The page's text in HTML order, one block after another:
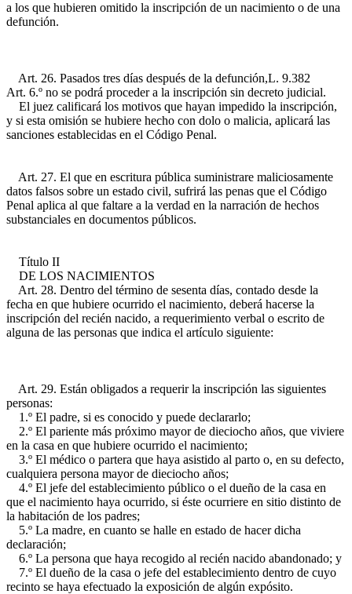
a los que hubieren omitido la inscripción de un nacimiento o de una
defunción.
Art. 26. Pasados tres días después de la defunción,L. 9.382
Art. 6.º no se podrá proceder a la inscripción sin decreto judicial.
El juez calificará los motivos que hayan impedido la inscripción,
y si esta omisión se hubiere hecho con dolo o malicia, aplicará las
sanciones establecidas en el Código Penal.
Art. 27. El que en escritura pública suministrare maliciosamente
datos falsos sobre un estado civil, sufrirá las penas que el Código
Penal aplica al que faltare a la verdad en la narración de hechos
substanciales en documentos públicos.
Título II
DE LOS NACIMIENTOS
Art. 28. Dentro del término de sesenta días, contado desde la
fecha en que hubiere ocurrido el nacimiento, deberá hacerse la
inscripción del recién nacido, a requerimiento verbal o escrito de
alguna de las personas que indica el artículo siguiente:
Art. 29. Están obligados a requerir la inscripción las siguientes
personas:
1.º El padre, si es conocido y puede declararlo;
2.º El pariente más próximo mayor de dieciocho años, que viviere
en la casa en que hubiere ocurrido el nacimiento;
3.º El médico o partera que haya asistido al parto o, en su defecto,
cualquiera persona mayor de dieciocho años;
4.º El jefe del establecimiento público o el dueño de la casa en
que el nacimiento haya ocurrido, si éste ocurriere en sitio distinto de
la habitación de los padres;
5.º La madre, en cuanto se halle en estado de hacer dicha
declaración;
6.º La persona que haya recogido al recién nacido abandonado; y
7.º El dueño de la casa o jefe del establecimiento dentro de cuyo
recinto se haya efectuado la exposición de algún expósito.